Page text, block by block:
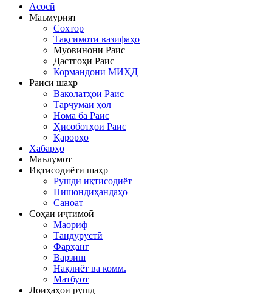
Асосӣ
Маъмурият
Сохтор
Тақсимоти вазифаҳо
Муовинони Раис
Дастгоҳи Раис
Кормандони МИҲД
Раиси шаҳр
Ваколатҳои Раис
Тарҷумаи ҳол
Нома ба Раис
Ҳисоботҳои Раис
Қарорҳо
Хабарҳо
Маълумот
Иқтисодиёти шаҳр
Рушди иқтисодиёт
Нишондиҳандаҳо
Саноат
Соҳаи иҷтимоӣ
Маориф
Тандурустӣ
Фарҳанг
Варзиш
Нақлиёт ва комм.
Матбуот
Лоиҳаҳои рушд